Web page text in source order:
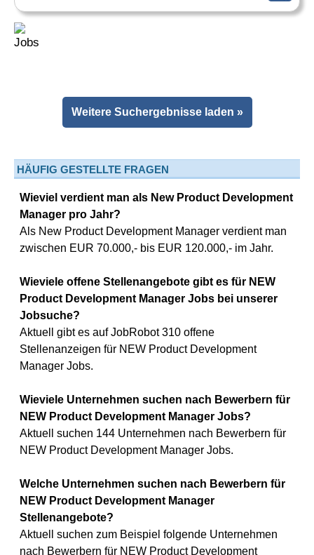
Weitere Suchergebnisse laden »
HÄUFIG GESTELLTE FRAGEN
Wieviel verdient man als New Product Development
Manager pro Jahr?
Als New Product Development Manager verdient man
zwischen EUR 70.000,- bis EUR 120.000,- im Jahr.
Wieviele offene Stellenangebote gibt es für NEW
Product Development Manager Jobs bei unserer
Jobsuche?
Aktuell gibt es auf JobRobot 310 offene
Stellenanzeigen für NEW Product Development
Manager Jobs.
Wieviele Unternehmen suchen nach Bewerbern für
NEW Product Development Manager Jobs?
Aktuell suchen 144 Unternehmen nach Bewerbern für
NEW Product Development Manager Jobs.
Welche Unternehmen suchen nach Bewerbern für
NEW Product Development Manager
Stellenangebote?
Aktuell suchen zum Beispiel folgende Unternehmen
nach Bewerbern für NEW Product Development